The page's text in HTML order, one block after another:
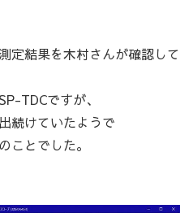
定結果を木村さんが確認して
TDCですが、
続けていたようで
ことでした。